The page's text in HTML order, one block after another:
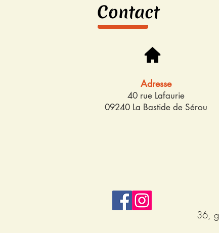
Contact
Adresse
40 rue Lafaurie
09240 La Bastide de Sérou
36,